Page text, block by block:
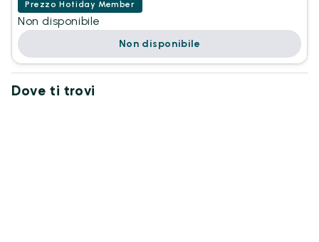
Prezzo Hotiday Member
Non disponibile
Non disponibile
Dove ti trovi